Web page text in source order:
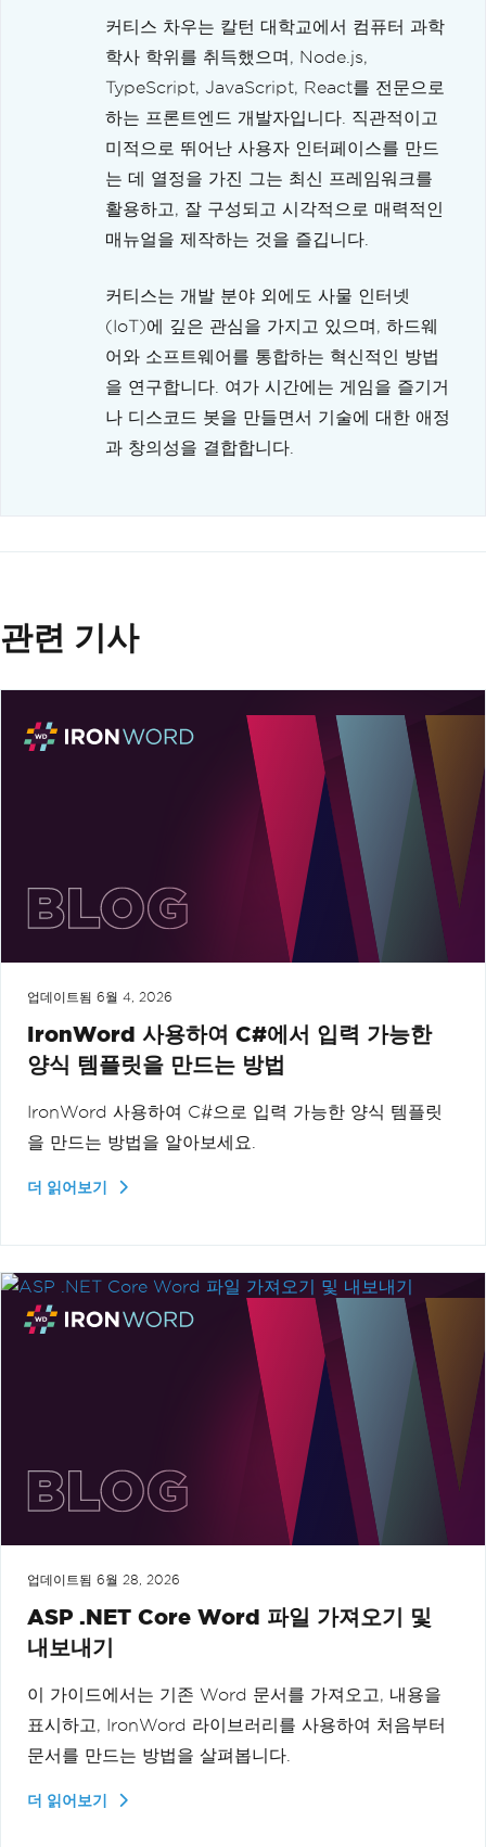
커티스 차우는 칼턴 대학교에서 컴퓨터 과학
학사 학위를 취득했으며, Node.js,
TypeScript, JavaScript, React를 전문으로
하는 프론트엔드 개발자입니다. 직관적이고
미적으로 뛰어난 사용자 인터페이스를 만드
는 데 열정을 가진 그는 최신 프레임워크를
활용하고, 잘 구성되고 시각적으로 매력적인
매뉴얼을 제작하는 것을 즐깁니다.
커티스는 개발 분야 외에도 사물 인터넷
(IoT)에 깊은 관심을 가지고 있으며, 하드웨
어와 소프트웨어를 통합하는 혁신적인 방법
을 연구합니다. 여가 시간에는 게임을 즐기거
나 디스코드 봇을 만들면서 기술에 대한 애정
과 창의성을 결합합니다.
관련 기사
업데이트됨 6월 4, 2026
IronWord 사용하여 C#에서 입력 가능한
양식 템플릿을 만드는 방법
IronWord 사용하여 C#으로 입력 가능한 양식 템플릿
을 만드는 방법을 알아보세요.
더 읽어보기
업데이트됨 6월 28, 2026
ASP .NET Core Word 파일 가져오기 및
내보내기
이 가이드에서는 기존 Word 문서를 가져오고, 내용을
표시하고, IronWord 라이브러리를 사용하여 처음부터
문서를 만드는 방법을 살펴봅니다.
더 읽어보기